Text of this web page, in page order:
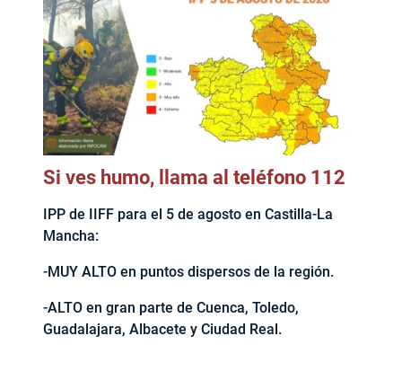
Si ves humo, llama al teléfono 112
IPP de IIFF para el 5 de agosto en Castilla-La
Mancha:
-MUY ALTO en puntos dispersos de la región.
-ALTO en gran parte de Cuenca, Toledo,
Guadalajara, Albacete y Ciudad Real.